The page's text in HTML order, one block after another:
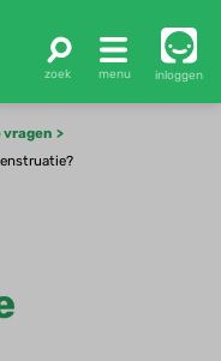
inloggen
vragen